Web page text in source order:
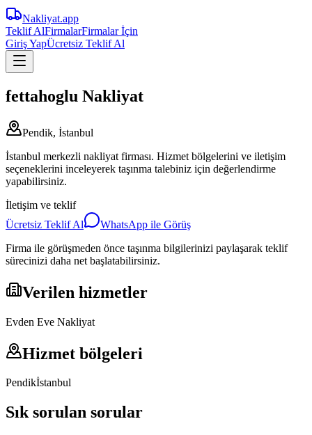
Nakliyat.app
Teklif AlFirmalarFirmalar İçin
Giriş YapÜcretsiz Teklif Al
fettahoglu Nakliyat
Pendik, İstanbul
İstanbul merkezli nakliyat firması. Hizmet bölgelerini ve iletişim
seçeneklerini inceleyerek taşınma talebiniz için değerlendirme
yapabilirsiniz.
İletişim ve teklif
Ücretsiz Teklif Al
WhatsApp ile Görüş
Firma ile görüşmeden önce taşınma bilgilerinizi paylaşarak teklif
sürecinizi daha net başlatabilirsiniz.
Verilen hizmetler
Evden Eve Nakliyat
Hizmet bölgeleri
Pendikİstanbul
Sık sorulan sorular